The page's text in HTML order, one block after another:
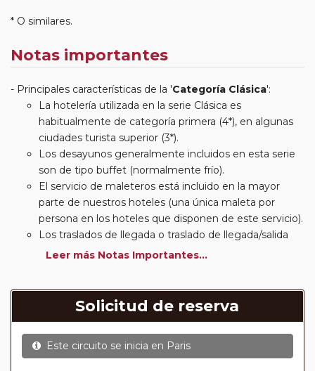
* O similares.
Notas importantes
Principales características de la 'Categoría Clásica':
La hotelería utilizada en la serie Clásica es
habitualmente de categoría primera (4*), en algunas
ciudades turista superior (3*).
Los desayunos generalmente incluidos en esta serie
son de tipo buffet (normalmente frío).
El servicio de maleteros está incluido en la mayor
parte de nuestros hoteles (una única maleta por
persona en los hoteles que disponen de este servicio).
Los traslados de llegada o traslado de llegada/salida
estarán incluidos según itinerario.
suplemento de media pensión (incluirá un número de
En muchos itinerarios le incluimos algunas cenas. En
circuitos clásicos Europeos normalmente las entradas
Leer más Notas Importantes...
Solicitud de reserva
Este circuito se inicia en Paris